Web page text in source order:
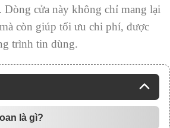
Dòng cửa này không chỉ mang lại
còn giúp tối ưu chi phí, được
trình tin dùng.
là gì?